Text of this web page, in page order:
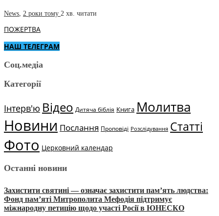
News 2 роки тому 2 хв. читати
ПОЖЕРТВА
НАШ ТЕЛЕГРАМ
Соц.медіа
Категорії
Інтерв'ю Відео Дитяча біблія Книга Молитва
Новини Послання Проповіді Розслідування Статті
Фото Церковний календар
Останні новини
Захистити святині — означає захистити пам’ять людства:
Фонд пам’яті Митрополита Мефодія підтримує
міжнародну петицію щодо участі Росії в ЮНЕСКО